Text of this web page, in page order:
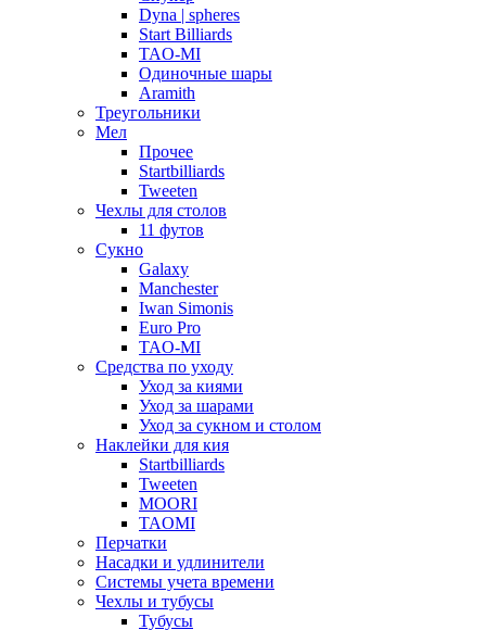
Dyna | spheres
Start Billiards
TAO-MI
Одиночные шары
Aramith
Треугольники
Мел
Прочее
Startbilliards
Tweeten
Чехлы для столов
11 футов
Сукно
Galaxy
Manchester
Iwan Simonis
Euro Pro
TAO-MI
Средства по уходу
Уход за киями
Уход за шарами
Уход за сукном и столом
Наклейки для кия
Startbilliards
Tweeten
MOORI
TAOMI
Перчатки
Насадки и удлинители
Системы учета времени
Чехлы и тубусы
Тубусы